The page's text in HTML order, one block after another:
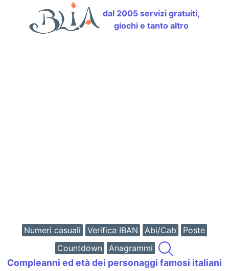
dal 2005 servizi gratuiti,
giochi e tanto altro
Numeri casuali Verifica IBAN Abi/Cab
Poste
Countdown
Anagrammi
Compleanni ed età dei personaggi famosi italiani